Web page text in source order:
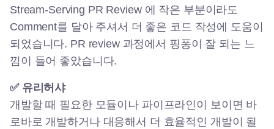
Stream-Serving PR Review 에 작은 부분이라도
Comment를 달아 주셔서 더 좋은 코드 작성에 도움이
되었습니다. PR review 과정에서 핑퐁이 잘 되는 느
낌이 들어 좋았습니다.
✅ 유리허샤
개발할 때 필요한 모듈이나 파이프라인이 보이면 바
로바로 개발하거나 대응해서 더 효율적인 개발이 될